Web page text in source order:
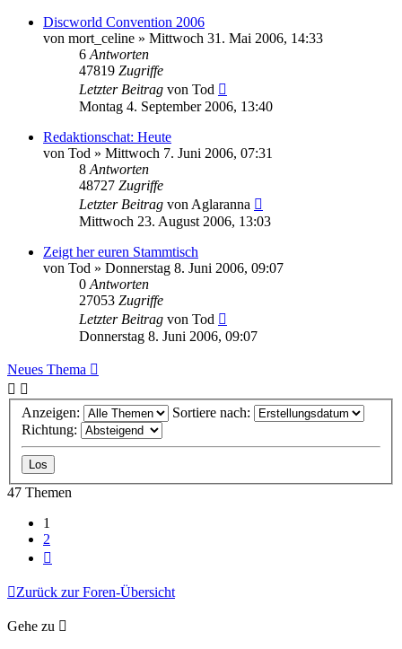
Discworld Convention 2006
von mort_celine » Mittwoch 31. Mai 2006, 14:33
6 Antworten
47819 Zugriffe
Letzter Beitrag von Tod
Montag 4. September 2006, 13:40
Redaktionschat: Heute
von Tod » Mittwoch 7. Juni 2006, 07:31
8 Antworten
48727 Zugriffe
Letzter Beitrag von Aglaranna
Mittwoch 23. August 2006, 13:03
Zeigt her euren Stammtisch
von Tod » Donnerstag 8. Juni 2006, 09:07
0 Antworten
27053 Zugriffe
Letzter Beitrag von Tod
Donnerstag 8. Juni 2006, 09:07
Neues Thema
Anzeigen:
Sortiere nach:
Richtung:
47 Themen
1
2
Zurück zur Foren-Übersicht
Gehe zu